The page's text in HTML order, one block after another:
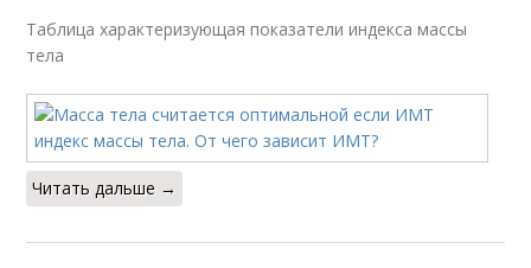
Таблица характеризующая показатели индекса массы
тела
Читать дальше →